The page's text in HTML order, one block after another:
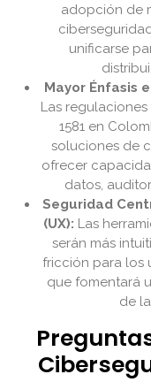
adopción de
unificarse
Mayor Énfasis
Las
1581 en
soluciones de
ofrecer
datos,
Seguridad
(UX): Las
serán más
fricción para los
que fomentará
de